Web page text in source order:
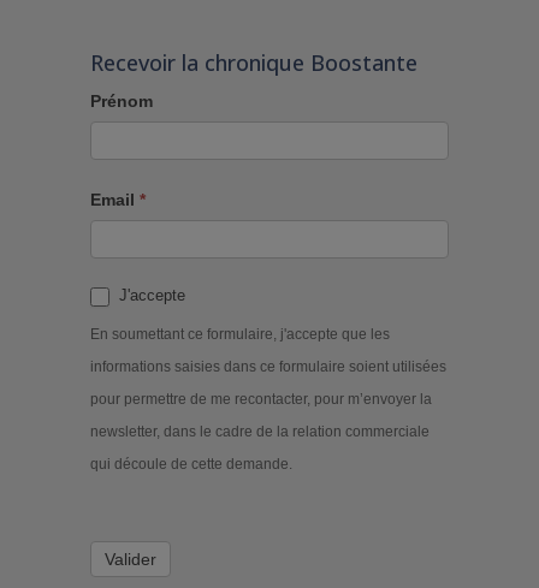
Recevoir la chronique Boostante
Prénom
Email *
J'accepte
En soumettant ce formulaire, j'accepte que les
informations saisies dans ce formulaire soient utilisées
pour permettre de me recontacter, pour m’envoyer la
newsletter, dans le cadre de la relation commerciale
qui découle de cette demande.
Valider